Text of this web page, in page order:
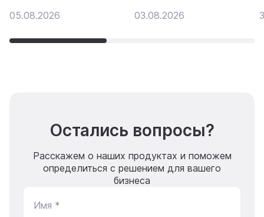
05.08.2026
03.08.2026
Остались вопросы?
Расскажем о наших продуктах и поможем
определиться с решением для вашего
бизнеса
Имя *